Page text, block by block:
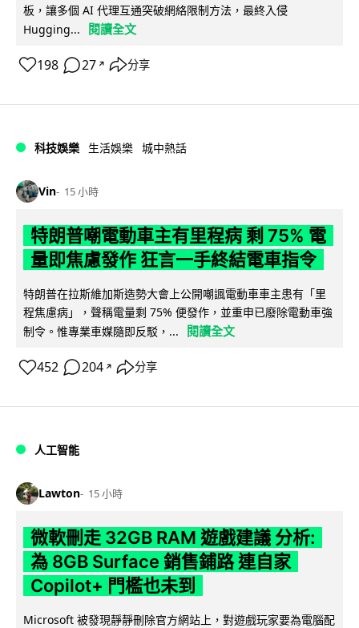
板，讓多個 AI 代理互通突破網絡限制方法，最終入侵
Hugging...
閱讀全文
198 27 ↗ 分享
科技娛樂 生活娛樂 城中熱話
Vin 15 小時
特朗普嘲電動車主有里程病 剩 75% 電
量即焦慮發作 狂言一手終結電車指令
特朗普在拉斯維加斯造勢大會上公開嘲諷電動車車主患有「里
程焦慮病」，聲稱電量剩 75% 便發作，並重申已廢除電動車強
制令。惟專業車媒隨即反駁，...
閱讀全文
452 204 ↗ 分享
人工智能
Lawton 15 小時
微軟刪走 32GB RAM 遊戲建議 分析:
為 8GB Surface 銷售鋪路 連自家
Copilot+ 門檻也未到
Microsoft 被發現靜靜刪除官方網站上，對遊戲玩家要為電腦配